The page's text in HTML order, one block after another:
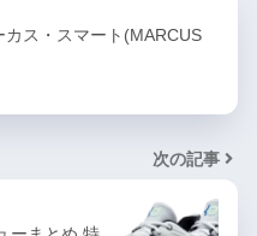
カス・スマート(MARCUS
次の記事